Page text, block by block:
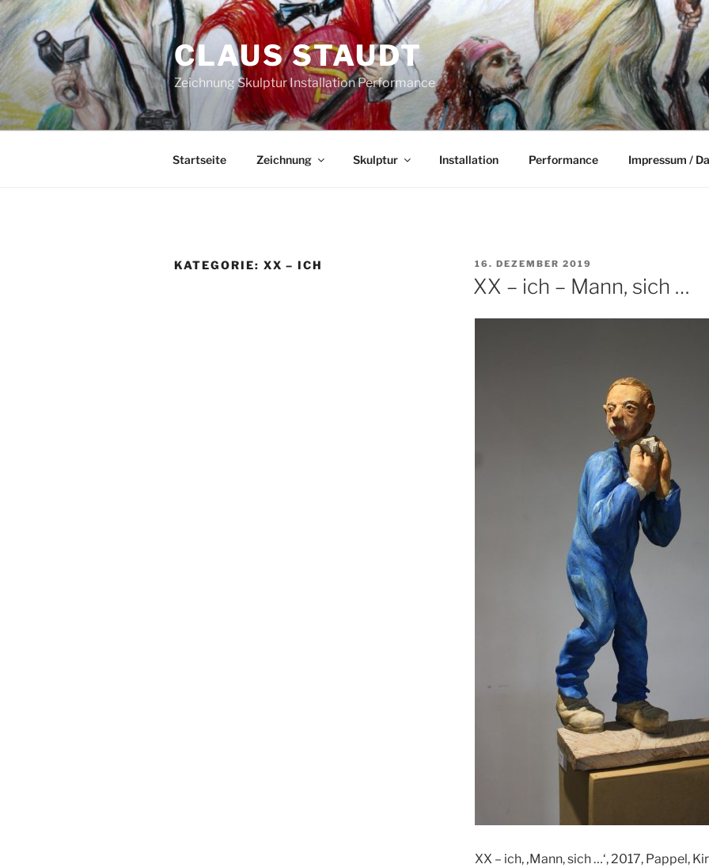
Zum
Inhalt
springen
CLAUS STAUDT
Zeichnung Skulptur Installation Performance
Startseite Zeichnung Skulptur Installation Performance Impressum /
KATEGORIE: XX – ICH
VERÖFFENTLICHT
AM
16. DEZEMBER 2019
XX – ich – Mann, sich …
XX – ich, ‚Mann, sich …‘, 2017, Pappel,